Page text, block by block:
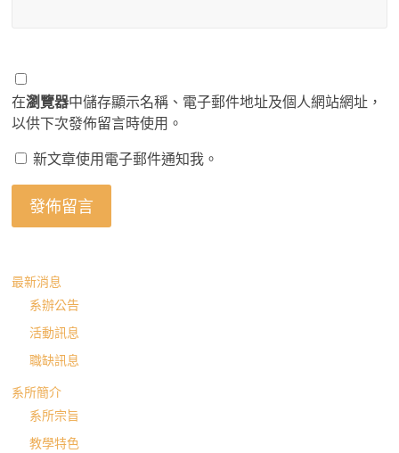
在瀏覽器中儲存顯示名稱、電子郵件地址及個人網站網址，
以供下次發佈留言時使用。
新文章使用電子郵件通知我。
最新消息
系辦公告
活動訊息
職缺訊息
系所簡介
系所宗旨
教學特色